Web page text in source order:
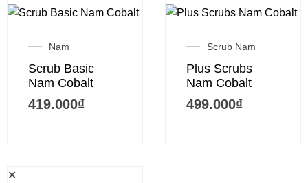
Nam
Scrub Basic
Nam Cobalt
419.000₫
Scrub Nam
Plus Scrubs
Nam Cobalt
499.000₫
✕